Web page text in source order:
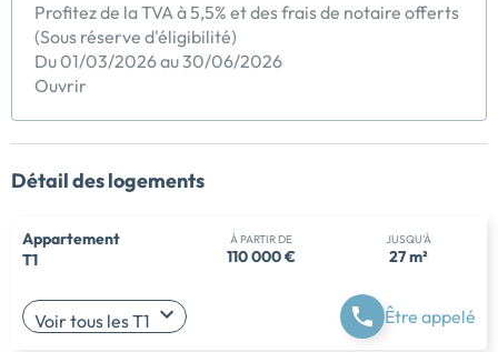
Profitez de la TVA à 5,5% et des frais de notaire offerts
(Sous réserve d'éligibilité)
Du 01/03/2026 au 30/06/2026
Ouvrir
Détail des logements
Appartement
T1
À PARTIR DE
110 000 €
JUSQU'À
27 m²
Voir tous les T1 Être appelé